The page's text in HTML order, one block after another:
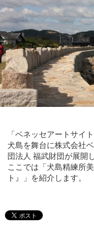
「ベネッセアートサイ
犬島を舞台に株式会社
団法人 福武財団が展開
ここでは「犬島精練所
ト』」を紹介します。